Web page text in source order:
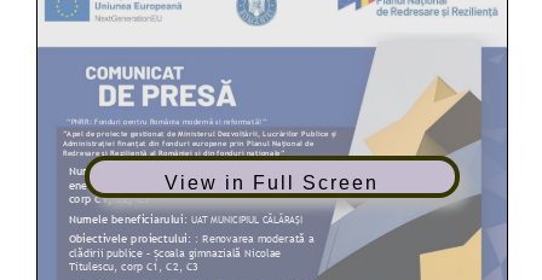
View in Full Screen